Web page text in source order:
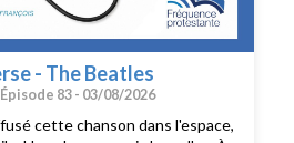
- The Beatles
Épisode 83 - 03/08/2026
cette chanson dans l'espace,